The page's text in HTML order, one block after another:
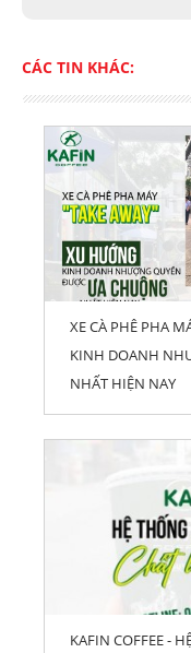
CÁC TIN KHÁC:
XE CÀ PHÊ PHA
KINH DOANH
NHẤT HIỆN NAY
KAFIN COFFEE -